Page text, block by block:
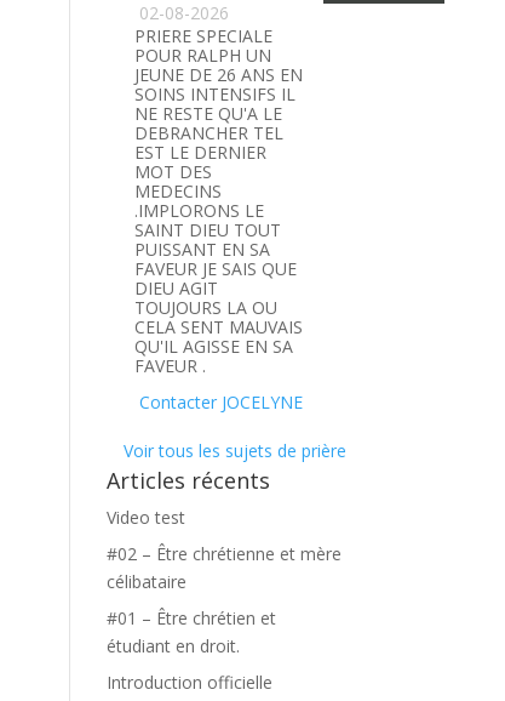
02-08-2026
PRIERE SPECIALE
POUR RALPH UN
JEUNE DE 26 ANS EN
SOINS INTENSIFS IL
NE RESTE QU'A LE
DEBRANCHER TEL
EST LE DERNIER
MOT DES
MEDECINS
.IMPLORONS LE
SAINT DIEU TOUT
PUISSANT EN SA
FAVEUR JE SAIS QUE
DIEU AGIT
TOUJOURS LA OU
CELA SENT MAUVAIS
QU'IL AGISSE EN SA
FAVEUR .
Contacter JOCELYNE
Voir tous les sujets de prière
Articles récents
Video test
#02 – Être chrétienne et mère
célibataire
#01 – Être chrétien et
étudiant en droit.
Introduction officielle